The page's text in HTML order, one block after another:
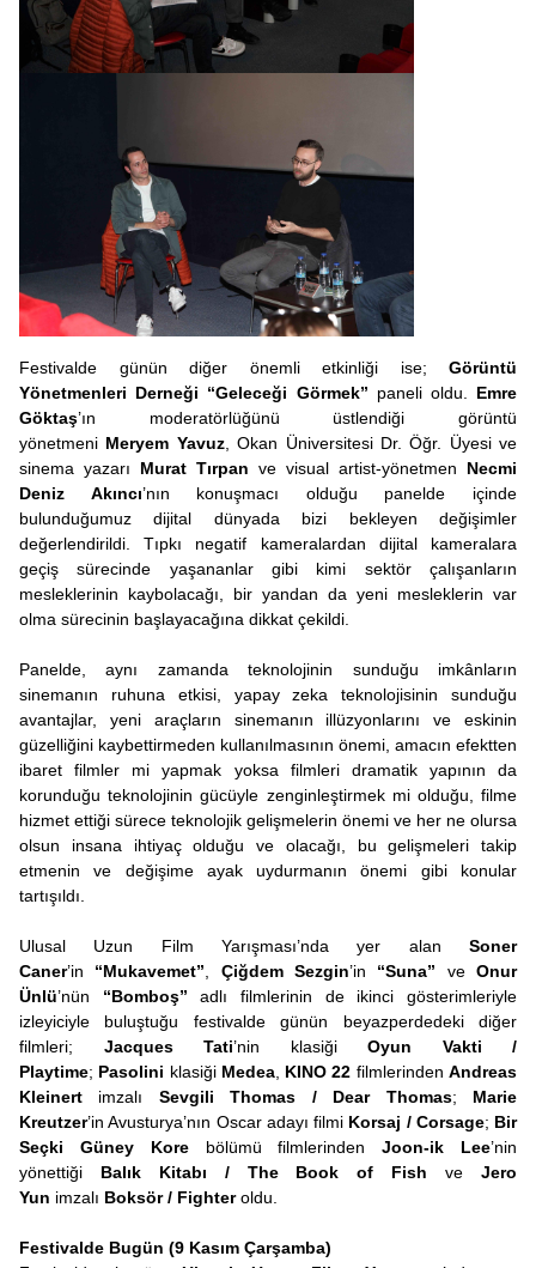
Festivalde günün diğer önemli etkinliği ise; Görüntü
Yönetmenleri Derneği “Geleceği Görmek” paneli oldu. Emre
Göktaş’ın moderatörlüğünü üstlendiği görüntü
yönetmeni Meryem Yavuz, Okan Üniversitesi Dr. Öğr. Üyesi ve
sinema yazarı Murat Tırpan ve visual artist-yönetmen Necmi
Deniz Akıncı’nın konuşmacı olduğu panelde içinde
bulunduğumuz dijital dünyada bizi bekleyen değişimler
değerlendirildi. Tıpkı negatif kameralardan dijital kameralara
geçiş sürecinde yaşananlar gibi kimi sektör çalışanların
mesleklerinin kaybolacağı, bir yandan da yeni mesleklerin var
olma sürecinin başlayacağına dikkat çekildi.
Panelde, aynı zamanda teknolojinin sunduğu imkânların
sinemanın ruhuna etkisi, yapay zeka teknolojisinin sunduğu
avantajlar, yeni araçların sinemanın illüzyonlarını ve eskinin
güzelliğini kaybettirmeden kullanılmasının önemi, amacın efektten
ibaret filmler mi yapmak yoksa filmleri dramatik yapının da
korunduğu teknolojinin gücüyle zenginleştirmek mi olduğu, filme
hizmet ettiği sürece teknolojik gelişmelerin önemi ve her ne olursa
olsun insana ihtiyaç olduğu ve olacağı, bu gelişmeleri takip
etmenin ve değişime ayak uydurmanın önemi gibi konular
tartışıldı.
Ulusal Uzun Film Yarışması’nda yer alan
Soner
Caner’in “Mukavemet”, Çiğdem Sezgin’in “Suna” veOnur
Ünlü’nün “Bomboş” adlı filmlerinin de ikinci gösterimleriyle
izleyiciyle buluştuğu festivalde günün beyazperdedeki diğer
filmleri; Jacques Tati’nin klasiği Oyun Vakti /
Playtime; Pasolini klasiği Medea, KINO 22 filmlerinden Andreas
Kleinert imzalı Sevgili Thomas / Dear Thomas;
Marie
Kreutzer’in Avusturya’nın Oscar adayı filmi Korsaj / Corsage; Bir
Seçki Güney Kore bölümü filmlerinden Joon-ik Lee’nin
yönettiği Balık Kitabı / The Book of FishveJero
Yun imzalı Boksör / Fighteroldu.
Festivalde Bugün (9 Kasım Çarşamba)